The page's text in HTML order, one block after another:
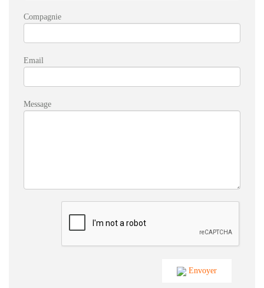
Compagnie
Email
Message
Envoyer